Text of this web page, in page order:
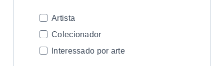
Artista
Colecionador
Interessado por arte